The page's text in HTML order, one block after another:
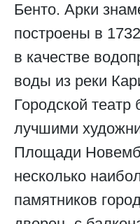
Бенто. Арки
построены в
в качестве
воды из реки
Городской
лучшими
Площади
несколько
памятников